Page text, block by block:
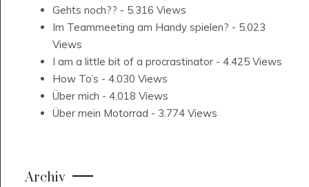
Gehts noch?? - 5.316 Views
Im Teammeeting am Handy spielen? - 5.023
Views
I am a little bit of a procrastinator - 4.425 Views
How To’s - 4.030 Views
Über mich - 4.018 Views
Über mein Motorrad - 3.774 Views
Archiv